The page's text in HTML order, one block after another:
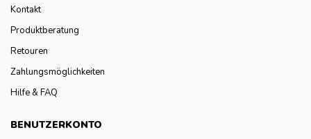
Kontakt
Produktberatung
Retouren
Zahlungsmöglichkeiten
Hilfe & FAQ
BENUTZERKONTO